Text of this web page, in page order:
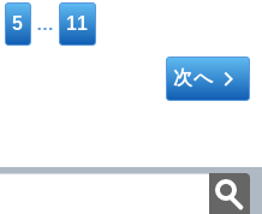
5 … 11
次へkeyboard_arrow_right